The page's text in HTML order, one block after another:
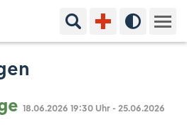
Suchbegriff eingeben
Hoher
18.06.2026 19:30 Uhr - 25.06.2026